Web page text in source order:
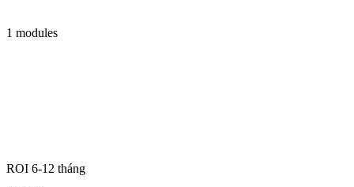
1 modules
ROI 6-12 tháng